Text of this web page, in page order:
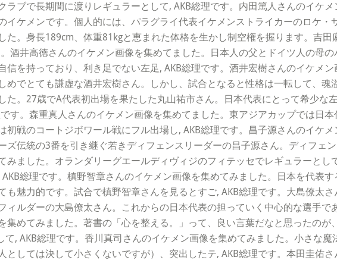
ラブで長期間に渡りレギュラーとして, AKB総理です。内田篤人さんのイケ
ケメンです。個人的には、パラグライ代表イケメンストライカーのロケ・
た。身長189cm、体重81kgと恵まれた体格を生かし制空権を握ります。吉田
酒井高徳さんのイケメン画像を集めてました。日本人の父とドイツ人の母
信を持っており、利き足でない左足, AKB総理です。酒井宏樹さんのイケメ
めでとても謙虚な酒井宏樹さん。しかし、試合となると性格は一転して、魂
た。27歳でA代表初出場を果たした丸山祐市さん。日本代表にとって希少な
す。森重真人さんのイケメン画像を集めてました。東アジアカップでは日
戦のコートジボワール戦にフル出場し, AKB総理です。昌子源さんのイケ
ズ伝統の3番を引き継ぐ若きディフェンスリーダーの昌子源さん。ディフェ
みました。オランダリーグエールディヴィジのフィテッセでレギュラーとし
総理です。槙野智章さんのイケメン画像を集めてみました。日本を代表
も魅力的です。試合で槙野智章さんを見るとすご, AKB総理です。大島僚太
ィルダーの大島僚太さん。これからの日本代表の担っていく中心的な選手で
めてみました。著書の「心を整える。」って、良い言葉だなと思ったのが
, AKB総理です。香川真司さんのイケメン画像を集めてみました。小さな魔
としては決して小さくないですが）、突出したテ, AKB総理です。本田圭佑